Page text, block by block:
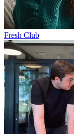
Fresh Club